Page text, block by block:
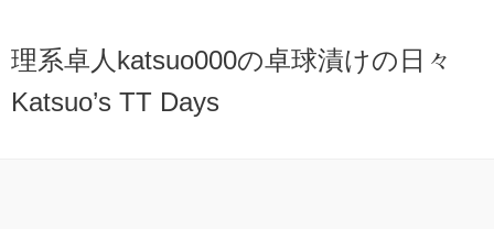
理系卓人katsuo000の卓球漬けの日々
Katsuo’s TT Days